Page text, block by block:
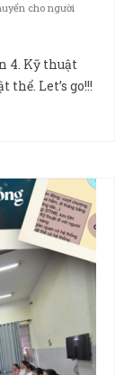
cho người
4. Kỹ thuật
Let’s go!!!